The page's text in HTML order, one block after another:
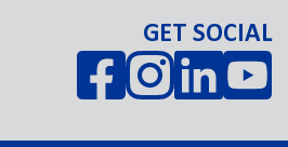
GET SOCIAL